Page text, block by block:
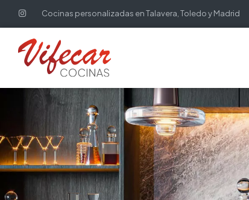
Cocinas personalizadas en Talavera, Toledo y Madrid